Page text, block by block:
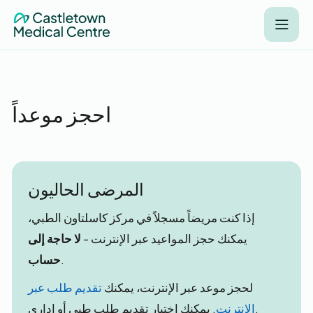
احجز موعداً
المرضى الحاليون
إذا كنت مريضاً مسجلاً في مركز كاسلتاون الطبي،
يمكنك حجز المواعيد عبر الإنترنت - لا حاجة إلى
حساب.
لحجز موعد عبر الإنترنت، يمكنكتقديم طلب عبر
الإنترنت. يمكنك اختيار تقديم طلب طبي أو إداري.